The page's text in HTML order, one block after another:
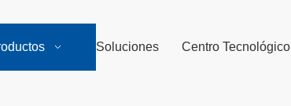
Soluciones Centro Tecnológico